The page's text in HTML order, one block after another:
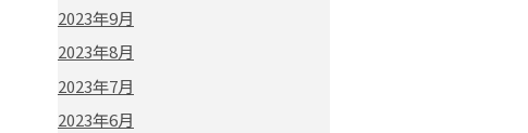
2023年9月
2023年8月
2023年7月
2023年6月